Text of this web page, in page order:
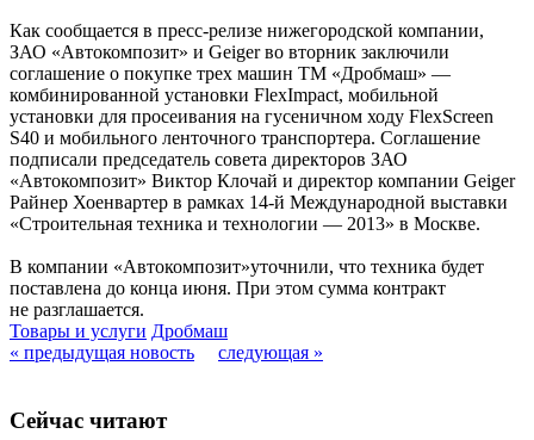
Как сообщается в пресс-релизе нижегородской компании,
ЗАО «Автокомпозит» и Geiger во вторник заключили
соглашение о покупке трех машин ТМ «Дробмаш» —
комбинированной установки FlexImpact, мобильной
установки для просеивания на гусеничном ходу FlexScreen
S40 и мобильного ленточного транспортера. Соглашение
подписали председатель совета директоров ЗАО
«Автокомпозит» Виктор Клочай и директор компании Geiger
Райнер Хоенвартер в рамках 14-й Международной выставки
«Строительная техника и технологии — 2013» в Москве.
В компании «Автокомпозит»уточнили, что техника будет
поставлена до конца июня. При этом сумма контракт
не разглашается.
Товары и услуги Дробмаш
« предыдущая новость
следующая »
Сейчас читают